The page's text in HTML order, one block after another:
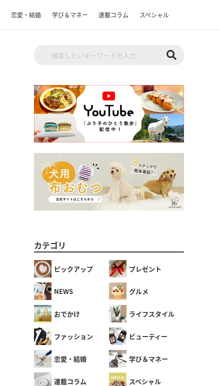
恋愛・結婚 学び＆マネー 連載コラム スペシャル
カテゴリ
ピックアップ プレゼント
NEWS グルメ
おでかけ ライフスタイル
ファッション ビューティー
恋愛・結婚 学び＆マネー
連載コラム スペシャル